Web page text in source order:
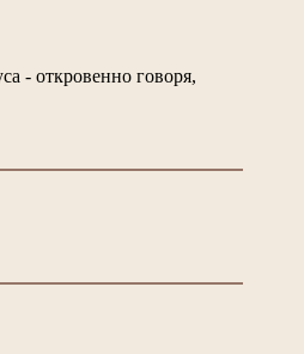
- откровенно говоря,